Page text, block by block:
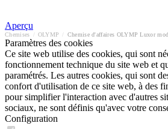
Aperçu
Chemises OLYMP Chemise d'affaires OLYMP Luxor
Paramètres des cookies
Ce site web utilise des cookies, qui sont
fonctionnement technique du site web et
paramétrés. Les autres cookies, qui sont
confort d'utilisation de ce site web, à des
pour simplifier l'interaction avec d'autres
sociaux, ne sont définis qu'avec votre
Configuration